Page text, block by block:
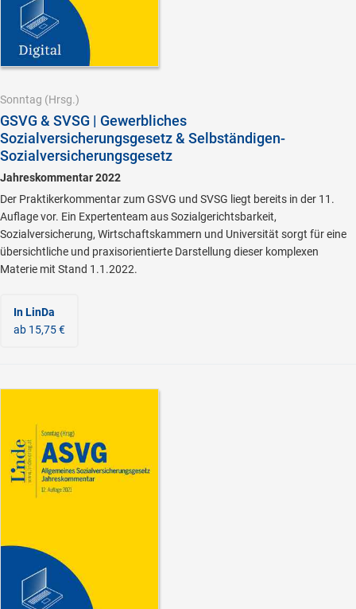
Sonntag (Hrsg.)
GSVG & SVSG | Gewerbliches
Sozialversicherungsgesetz & Selbständigen-
Sozialversicherungsgesetz
Jahreskommentar 2022
Der Praktikerkommentar zum GSVG und SVSG liegt bereits in der 11.
Auflage vor. Ein Expertenteam aus Sozialgerichtsbarkeit,
Sozialversicherung, Wirtschaftskammern und Universität sorgt für eine
übersichtliche und praxisorientierte Darstellung dieser komplexen
Materie mit Stand 1.1.2022.
In LinDa
ab 15,75 €